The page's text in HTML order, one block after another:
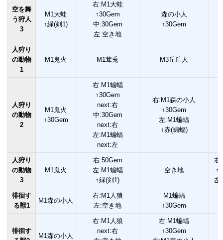
空を舞
う狩人
3
M1大蛙
↑緑(剣1)
右:M1大蛙
↑30Gem
中:30Gem
左:空き地
森の小人
↑30Gem
人狩り
の動物
1
M1鬼火 M1茸兎 M3丘丘人
人狩り
の動物
2
M1鬼火
↑30Gem
右:M1蝙蝠
↑30Gem
next:右
中:30Gem
next:右
左:M1蝙蝠
next:左
右:M1森の小人
↑30Gem
左:M1蝙蝠
↑赤(蝙蝠)
人狩り
の動物
3
M1鬼火
右:50Gem
左:M1蝙蝠
↑緑(剣1)
空き地
右
↑
左
徘徊す
る獣1
M1森の小人
右:M1人狼
左:空き地
M1蝙蝠
↑30Gem
徘徊す
M1森の小人
右:M1人狼
next:右
右:M1蝙蝠
↑30Gem